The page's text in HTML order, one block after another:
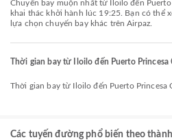
Chuyến bay muộn nhất từ Iloilo đến Puerto Princesa City do Cebu Pacific
khai thác khởi hành lúc 19:25. Bạn có thể
lựa chọn chuyến bay khác trên Airpaz.
Thời gian bay từ Iloilo đến Puerto Princesa
Thời gian bay từ Iloilo đến Puerto
Các tuyến đường phổ biến theo